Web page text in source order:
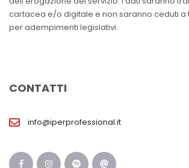
cartacea e/o digitale e non saranno ceduti a
per adempimenti legislativi.
CONTATTI
info@iperprofessional.it